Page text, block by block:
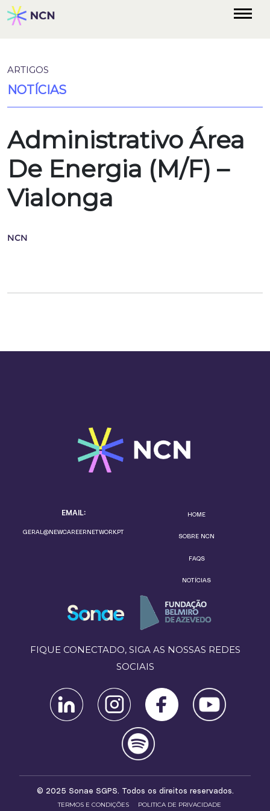
ARTIGOS
NOTÍCIAS
Administrativo Área
De Energia (M/F) –
Vialonga
NCN
EMAIL:
GERAL@NEWCAREERNETWORK.PT
HOME
SOBRE NCN
FAQS
NOTÍCIAS
FIQUE CONECTADO, SIGA AS NOSSAS REDES
SOCIAIS
© 2025 Sonae SGPS. Todos os direitos reservados.
TERMOS E CONDIÇÕES
POLITICA DE PRIVACIDADE